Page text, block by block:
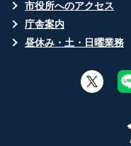
市役所へのアクセス
庁舎案内
昼休み・土・日曜業務